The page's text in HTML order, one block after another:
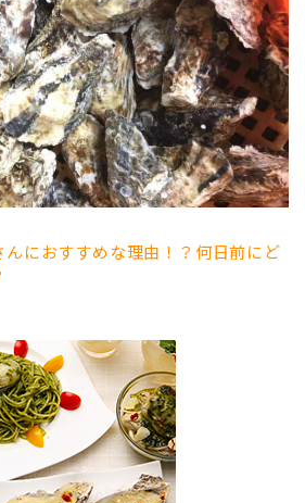
におすすめな理由！？何日前にど